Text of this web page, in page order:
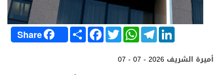
Share S
h
a
F
a
c
T
w
i
t
t
W
h
a
t
s
T
e
l
e
g
L
i
n
k
e
07 - 07 - 2026 أميرة الشريف